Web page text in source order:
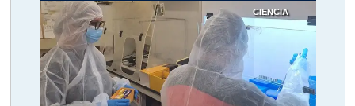
CIENCIA